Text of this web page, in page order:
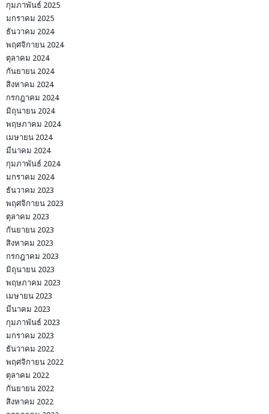
กุมภาพันธ์ 2025
มกราคม 2025
ธันวาคม 2024
พฤศจิกายน 2024
ตุลาคม 2024
กันยายน 2024
สิงหาคม 2024
กรกฎาคม 2024
มิถุนายน 2024
พฤษภาคม 2024
เมษายน 2024
มีนาคม 2024
กุมภาพันธ์ 2024
มกราคม 2024
ธันวาคม 2023
พฤศจิกายน 2023
ตุลาคม 2023
กันยายน 2023
สิงหาคม 2023
กรกฎาคม 2023
มิถุนายน 2023
พฤษภาคม 2023
เมษายน 2023
มีนาคม 2023
กุมภาพันธ์ 2023
มกราคม 2023
ธันวาคม 2022
พฤศจิกายน 2022
ตุลาคม 2022
กันยายน 2022
สิงหาคม 2022